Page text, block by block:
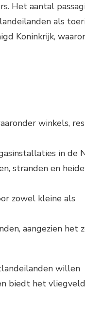
Het aantal
als
Koninkrijk,
winkels,
in de
stranden en
zowel kleine als
aangezien het
willen
biedt het